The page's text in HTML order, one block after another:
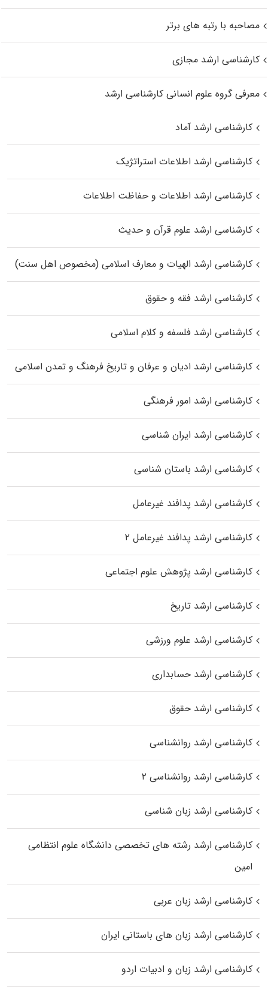
مصاحبه با رتبه های برتر
کارشناسی ارشد مجازی
معرفی گروه علوم انسانی کارشناسی ارشد
کارشناسی ارشد آماد
کارشناسی ارشد اطلاعات استراتژیک
کارشناسی ارشد اطلاعات و حفاظت اطلاعات
کارشناسی ارشد علوم قرآن و حدیث
کارشناسی ارشد الهیات و معارف اسلامی (مخصوص اهل سنت)
کارشناسی ارشد فقه و حقوق
کارشناسی ارشد فلسفه و کلام اسلامی
کارشناسی ارشد ادیان و عرفان و تاریخ فرهنگ و تمدن اسلامی
کارشناسی ارشد امور فرهنگی
کارشناسی ارشد ایران شناسی
کارشناسی ارشد باستان شناسی
کارشناسی ارشد پدافند غیرعامل
کارشناسی ارشد پدافند غیرعامل ۲
کارشناسی ارشد پژوهش علوم اجتماعی
کارشناسی ارشد تاریخ
کارشناسی ارشد علوم ورزشی
کارشناسی ارشد حسابداری
کارشناسی ارشد حقوق
کارشناسی ارشد روانشناسی
کارشناسی ارشد روانشناسی ۲
کارشناسی ارشد زبان شناسی
کارشناسی ارشد رﺷﺘﻪ ﻫﺎی تخصصی داﻧﺸﮕﺎه ﻋﻠﻮم انتظامی
اﻣﻴﻦ
کارشناسی ارشد زبان عربی
کارشناسی ارشد زبان‌ های باستانی ایران
کارشناسی ارشد زبان و ادبیات اردو